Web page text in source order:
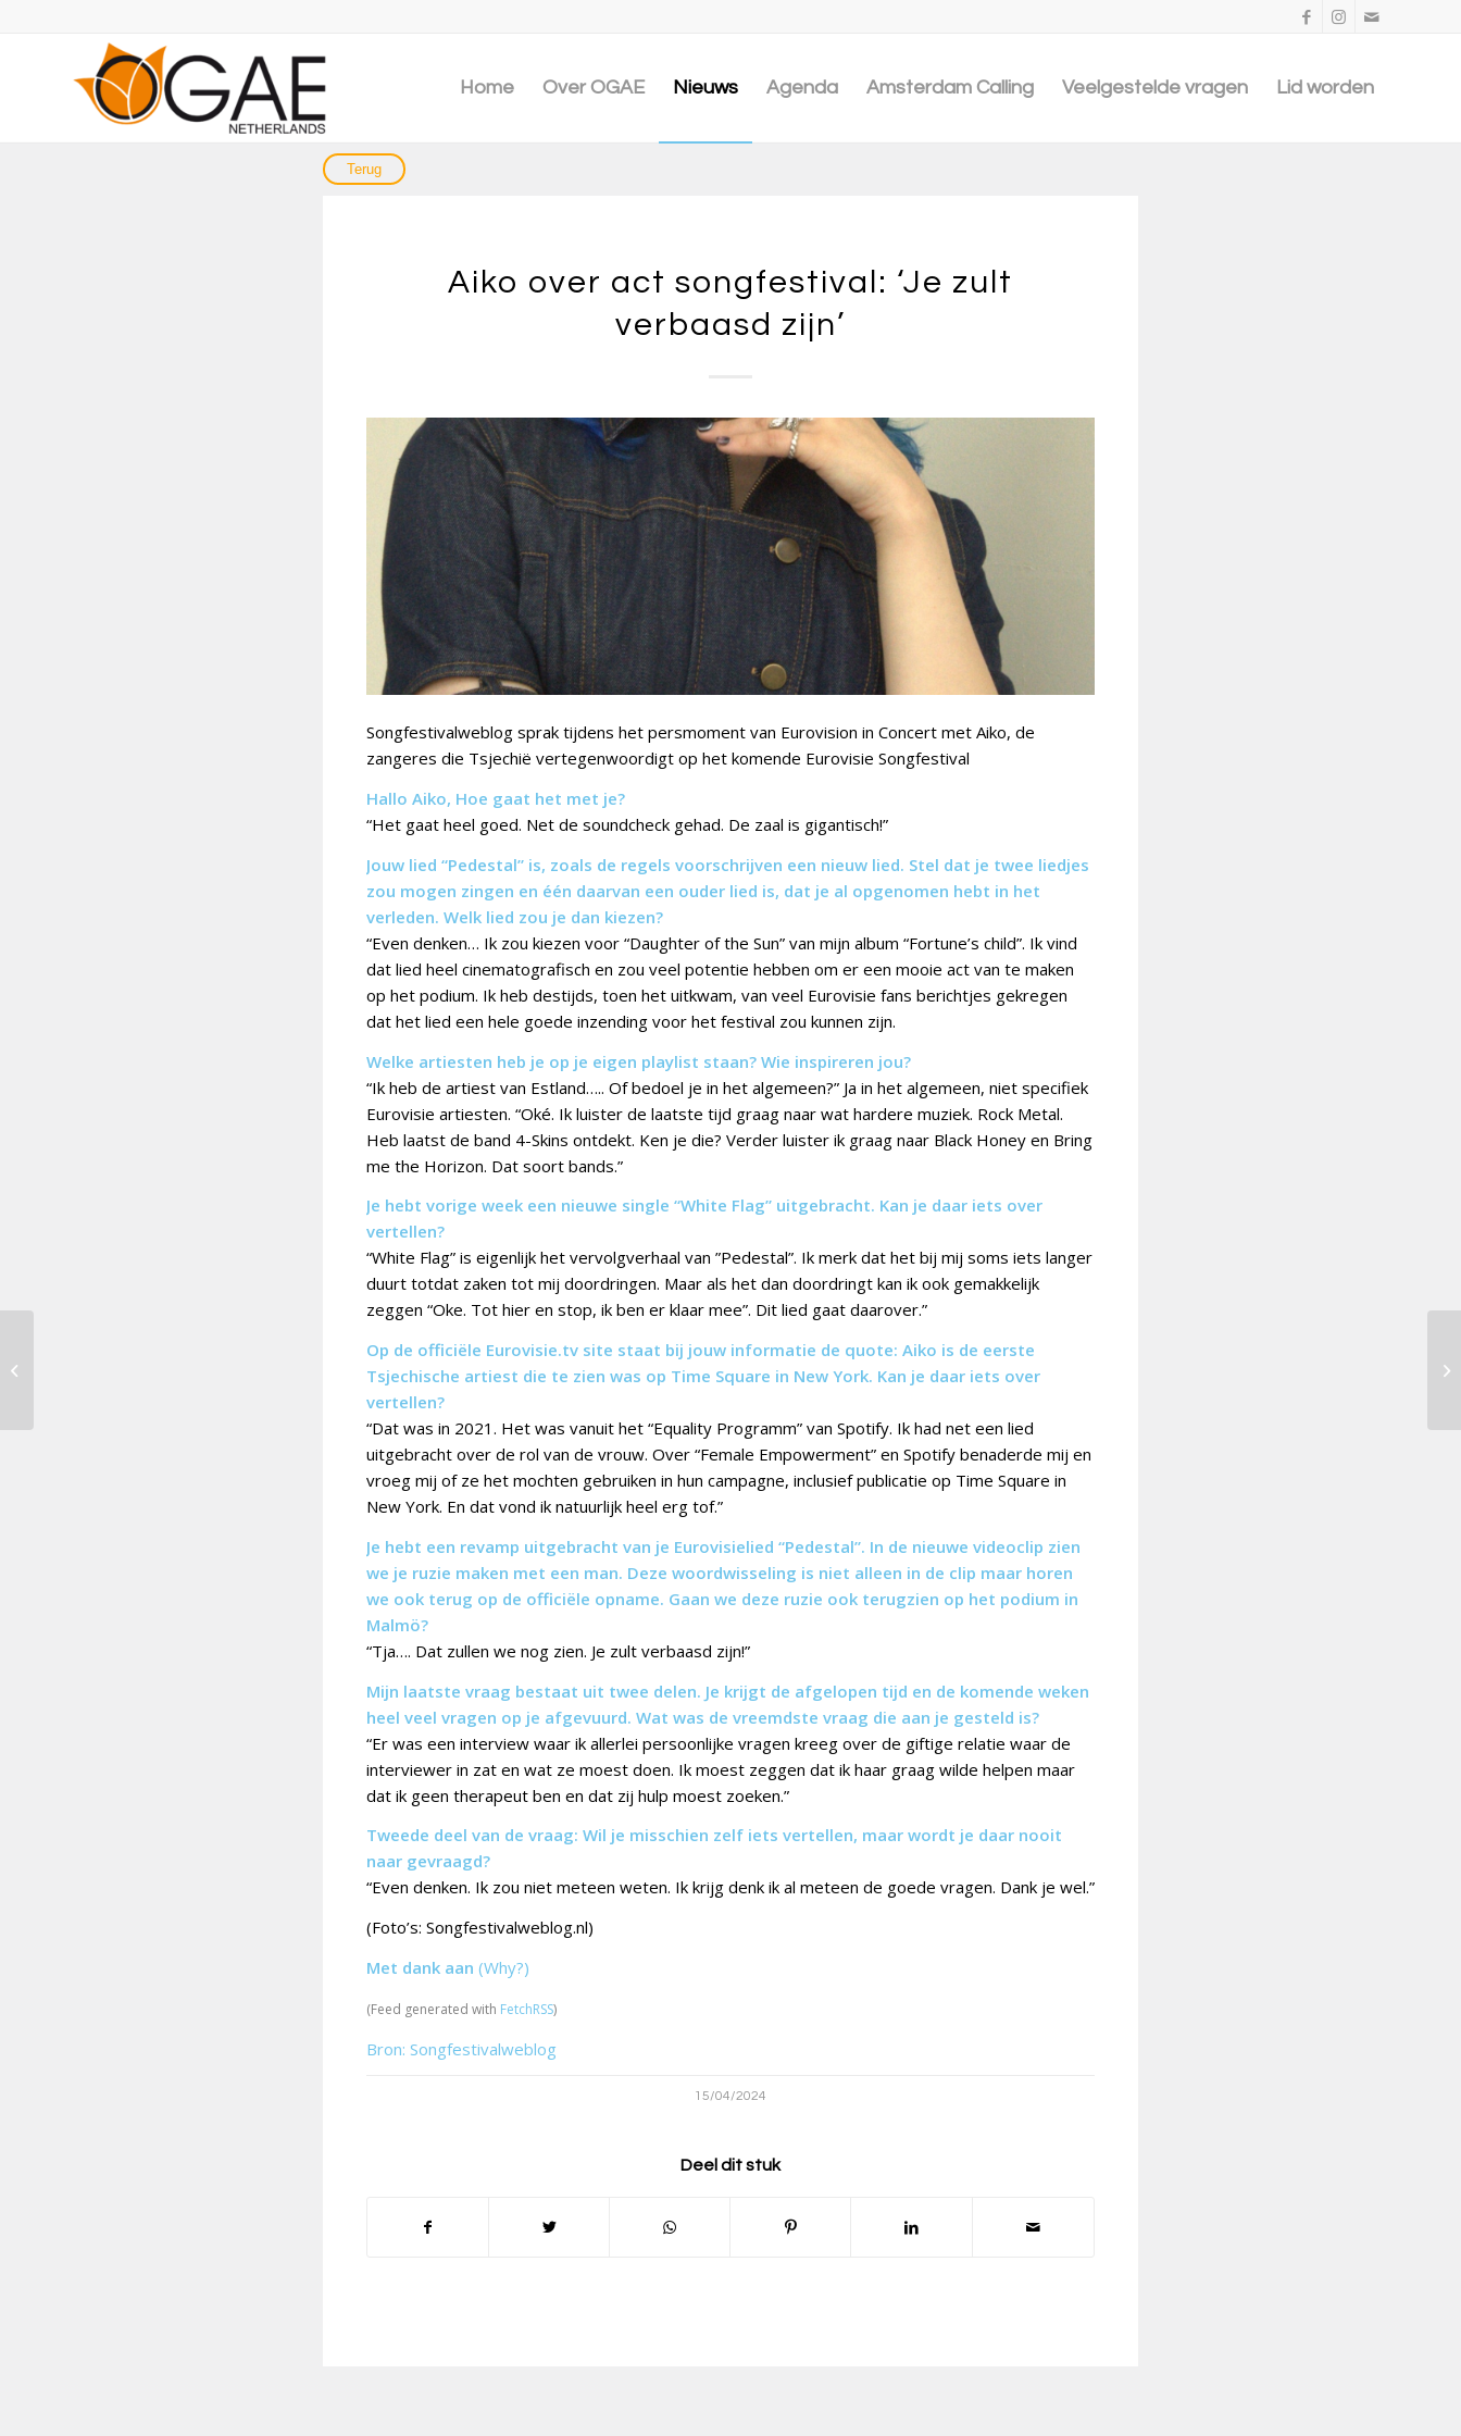
Home Over OGAE Nieuws Agenda Amsterdam Calling Veelgestelde vragen Lid worden
Aiko over act songfestival: ‘Je zult
verbaasd zijn’
Songfestivalweblog sprak tijdens het persmoment van Eurovision in Concert met Aiko, de
zangeres die Tsjechië vertegenwoordigt op het komende Eurovisie Songfestival
Hallo Aiko, Hoe gaat het met je?
“Het gaat heel goed. Net de soundcheck gehad. De zaal is gigantisch!”
Jouw lied “Pedestal” is, zoals de regels voorschrijven een nieuw lied. Stel dat je twee liedjes
zou mogen zingen en één daarvan een ouder lied is, dat je al opgenomen hebt in het
verleden. Welk lied zou je dan kiezen?
“Even denken… Ik zou kiezen voor “Daughter of the Sun” van mijn album “Fortune’s child”. Ik vind
dat lied heel cinematografisch en zou veel potentie hebben om er een mooie act van te maken
op het podium. Ik heb destijds, toen het uitkwam, van veel Eurovisie fans berichtjes gekregen
dat het lied een hele goede inzending voor het festival zou kunnen zijn.
Welke artiesten heb je op je eigen playlist staan? Wie inspireren jou?
“Ik heb de artiest van Estland….. Of bedoel je in het algemeen?” Ja in het algemeen, niet specifiek
Eurovisie artiesten. “Oké. Ik luister de laatste tijd graag naar wat hardere muziek. Rock Metal.
Heb laatst de band 4-Skins ontdekt. Ken je die? Verder luister ik graag naar Black Honey en Bring
me the Horizon. Dat soort bands.”
Je hebt vorige week een nieuwe single “White Flag” uitgebracht. Kan je daar iets over
vertellen?
“White Flag” is eigenlijk het vervolgverhaal van ”Pedestal”. Ik merk dat het bij mij soms iets langer
duurt totdat zaken tot mij doordringen. Maar als het dan doordringt kan ik ook gemakkelijk
zeggen “Oke. Tot hier en stop, ik ben er klaar mee”. Dit lied gaat daarover.”
Op de officiële Eurovisie.tv site staat bij jouw informatie de quote: Aiko is de eerste
Tsjechische artiest die te zien was op Time Square in New York. Kan je daar iets over
vertellen?
“Dat was in 2021. Het was vanuit het “Equality Programm” van Spotify. Ik had net een lied
uitgebracht over de rol van de vrouw. Over “Female Empowerment” en Spotify benaderde mij en
vroeg mij of ze het mochten gebruiken in hun campagne, inclusief publicatie op Time Square in
New York. En dat vond ik natuurlijk heel erg tof.”
Je hebt een revamp uitgebracht van je Eurovisielied “Pedestal”. In de nieuwe videoclip zien
we je ruzie maken met een man. Deze woordwisseling is niet alleen in de clip maar horen
we ook terug op de officiële opname. Gaan we deze ruzie ook terugzien op het podium in
Malmö?
“Tja…. Dat zullen we nog zien. Je zult verbaasd zijn!”
Mijn laatste vraag bestaat uit twee delen. Je krijgt de afgelopen tijd en de komende weken
heel veel vragen op je afgevuurd. Wat was de vreemdste vraag die aan je gesteld is?
“Er was een interview waar ik allerlei persoonlijke vragen kreeg over de giftige relatie waar de
interviewer in zat en wat ze moest doen. Ik moest zeggen dat ik haar graag wilde helpen maar
dat ik geen therapeut ben en dat zij hulp moest zoeken.”
Tweede deel van de vraag: Wil je misschien zelf iets vertellen, maar wordt je daar nooit
naar gevraagd?
“Even denken. Ik zou niet meteen weten. Ik krijg denk ik al meteen de goede vragen. Dank je wel.”
(Foto’s: Songfestivalweblog.nl)
Met dank aan (Why?)
(Feed generated with FetchRSS)
Bron: Songfestivalweblog
15/04/2024
Deel dit stuk